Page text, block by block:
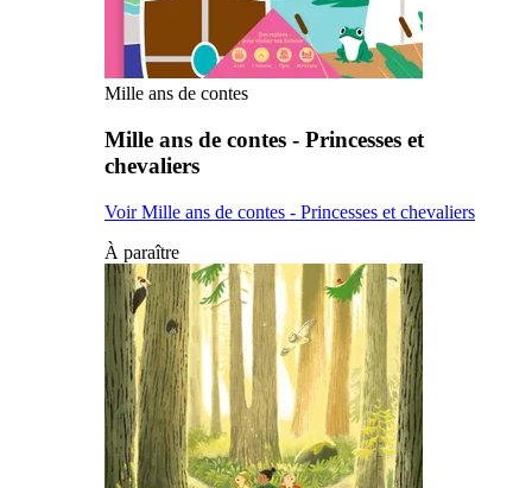
Mille ans de contes
Mille ans de contes - Princesses et
chevaliers
Voir Mille ans de contes - Princesses et chevaliers
À paraître